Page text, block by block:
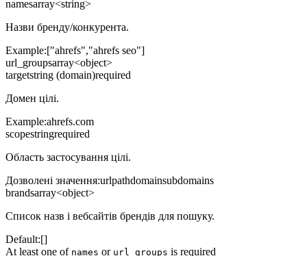
namesarray<string>
Назви бренду/конкурента.
Example:["ahrefs","ahrefs seo"]
url_groupsarray<object>
targetstring (domain)required
Домен цілі.
Example:ahrefs.com
scopestringrequired
Область застосування цілі.
Дозволені значення:urlpathdomainsubdomains
brandsarray<object>
Список назв і вебсайтів брендів для пошуку.
Default:[]
At least one of names or url_groups is required